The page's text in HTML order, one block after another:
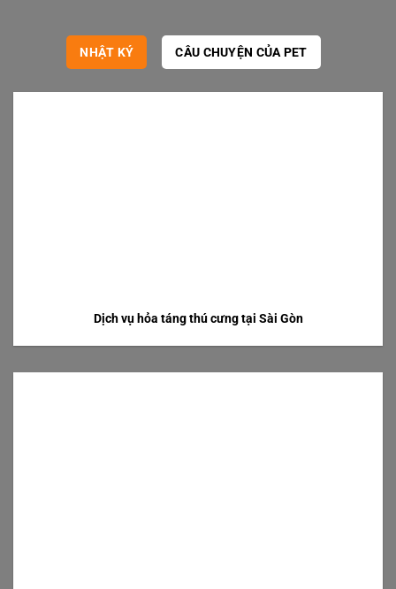
NHẬT KÝ CÂU CHUYỆN CỦA PET
Dịch vụ hỏa táng thú cưng tại Sài Gòn